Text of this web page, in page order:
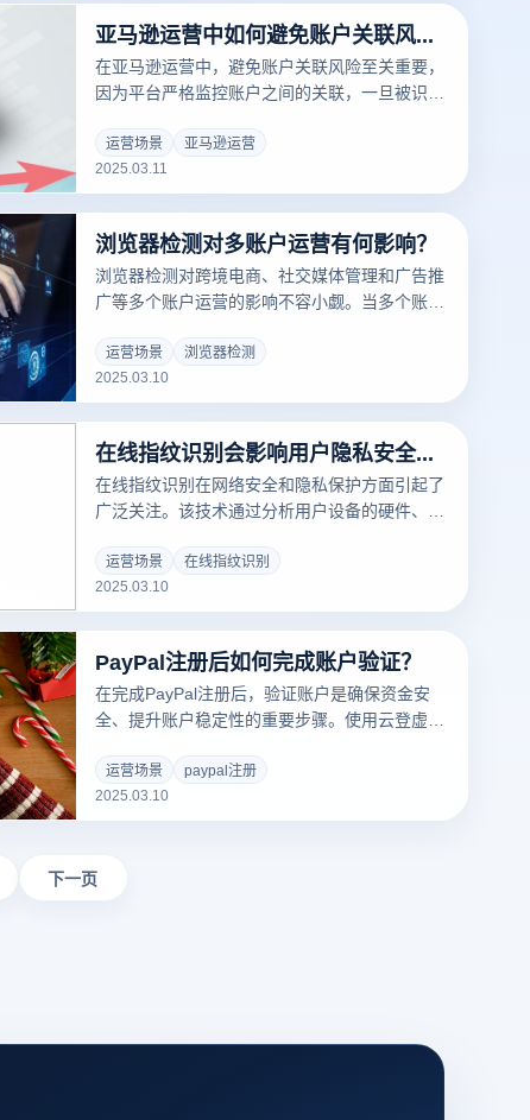
亚马逊运营中如何避免账户关联风险？
在亚马逊运营中，避免账户关联风险至关重要，
因为平台严格监控账户之间的关联，一旦被识别
电商浏览器通过多项技术手段有效降低账户关联
风险，帮助商家安全高效地运营多个账户。以下
是关键措施：
运营场景
亚马逊运营
2025.03.11
浏览器检测对多账户运营有何影响？
浏览器检测对跨境电商、社交媒体管理和广告推
广等多个账户运营的影响不容小觑。当多个账户
会通过分析设备指纹、IP地址、Cookies和浏览
行为等信息来识别和关联这些账户。这样的关联
可能导致账户被封禁、广告被限制或其他安全问
响，以及如何通过云登指纹浏览器有效应对这些
挑战：
运营场景
浏览器检测
2025.03.10
在线指纹识别会影响用户隐私安全吗？
在线指纹识别在网络安全和隐私保护方面引起了
广泛关注。该技术通过分析用户设备的硬件、软
份。尽管指纹验证在安全验证和个性化推荐方面
具有积极作用，但它也可能对用户隐私构成威
胁。
运营场景
在线指纹识别
2025.03.10
PayPal注册后如何完成账户验证？
在完成PayPal注册后，验证账户是确保资金安
全、提升账户稳定性的重要步骤。使用云登虚拟
触发风控的风险。以下是完整的PayPal账户验证
流程及注意事项：
运营场景
paypal注册
2025.03.10
下一页